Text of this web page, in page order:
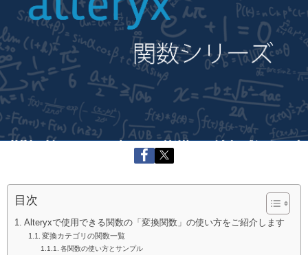
目次
Alteryxで使用できる関数の「変換関数」の使い方をご紹介します
変換カテゴリの関数一覧
各関数の使い方とサンプル